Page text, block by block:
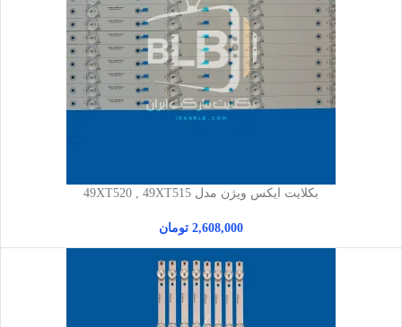
بکلایت ایکس ویژن مدل 49XT520 , 49XT515
2,608,000 تومان